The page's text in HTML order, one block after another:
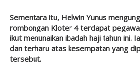
Sementara itu, Helwin Yunus
rombongan Kloter 4 terdapat
ikut menunaikan ibadah haji tahun ini.
dan terharu atas kesempatan yang
tersebut.